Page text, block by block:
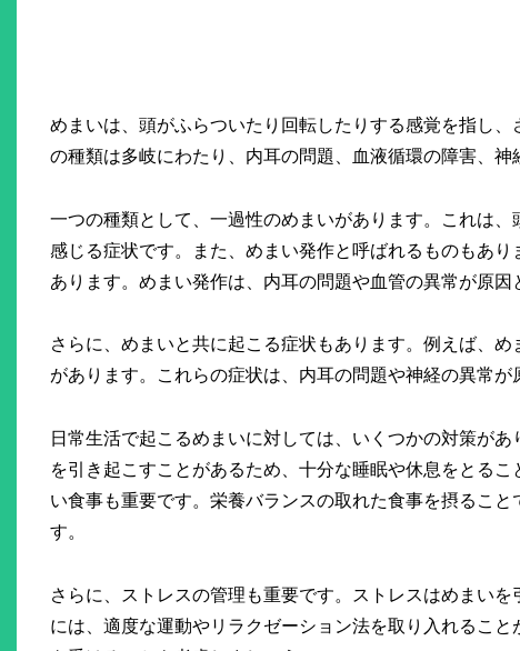
めまいは、頭がふらついたり回転したりする感覚を指し
の種類は多岐にわたり、内耳の問題、血液循環の障害、神
一つの種類として、一過性のめまいがあります。これは
感じる症状です。また、めまい発作と呼ばれるものもあ
あります。めまい発作は、内耳の問題や血管の異常が原因
さらに、めまいと共に起こる症状もあります。例えば、
があります。これらの症状は、内耳の問題や神経の異常が
日常生活で起こるめまいに対しては、いくつかの対策が
を引き起こすことがあるため、十分な睡眠や休息をとる
い食事も重要です。栄養バランスの取れた食事を摂るこ
す。
さらに、ストレスの管理も重要です。ストレスはめまい
には、適度な運動やリラクゼーション法を取り入れるこ